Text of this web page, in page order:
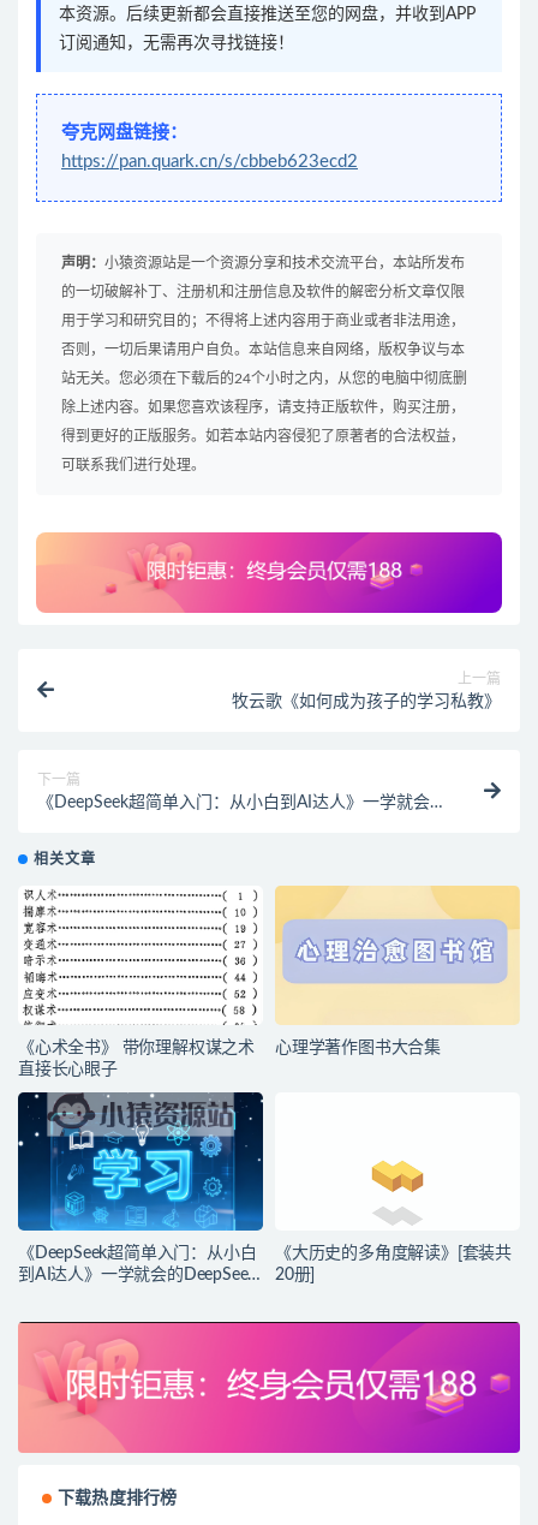
本资源。后续更新都会直接推送至您的网盘，并收到APP
订阅通知，无需再次寻找链接！
夸克网盘链接：
https://pan.quark.cn/s/cbbeb623ecd2
声明： 小猿资源站是一个资源分享和技术交流平台，本站所发布
的一切破解补丁、注册机和注册信息及软件的解密分析文章仅限
用于学习和研究目的；不得将上述内容用于商业或者非法用途，
否则，一切后果请用户自负。本站信息来自网络，版权争议与本
站无关。您必须在下载后的24个小时之内，从您的电脑中彻底删
除上述内容。如果您喜欢该程序，请支持正版软件，购买注册，
得到更好的正版服务。如若本站内容侵犯了原著者的合法权益，
可联系我们进行处理。
上一篇
牧云歌《如何成为孩子的学习私教》
下一篇
《DeepSeek超简单入门：从小白到AI达人》一学就会
相关文章
《心术全书》 带你理解权谋之术
直接长心眼子
心理学著作图书大合集
《DeepSeek超简单入门：从小白
到AI达人》一学就会的DeepSeek
《大历史的多角度解读》[套装共
20册]
下载热度排行榜